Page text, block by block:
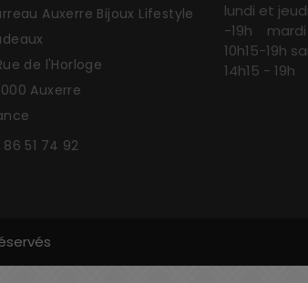
Auxerre Bijoux Lifestyle
de l'Horloge
Auxerre
86 51 74 92
lundi et
-19h mardi
10h15-19h
14h15 - 19h